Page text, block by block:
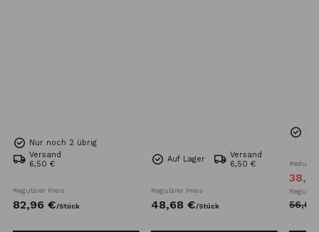
Nur noch 2 übrig
Versand
6,50 €
Regulärer Preis
82,96 €/Stück
Auf Lager
Versand
6,50 €
Regulärer Preis
48,68 €/Stück
38,
56,68